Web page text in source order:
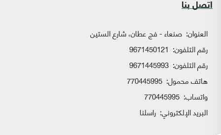
اتصل بنا
العنوان: صنعاء - فج عطان، شارع الستين
رقم التلفون: 9671450121
رقم التلفون: 9671445993
هاتف محمول: 770445995
واتساب:
البريد الإلكتروني: راسلنا